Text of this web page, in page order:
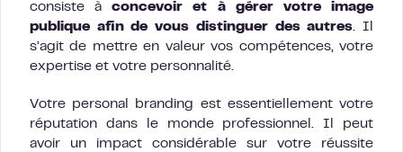
consiste àconcevoir et à gérer votre image
publique afin de vous distinguer des autres. Il
s’agit de mettre en valeur vos compétences, votre
expertise et votre personnalité.
Votre personal branding est essentiellement votre
réputation dans le monde professionnel. Il peut
avoir un impact considérable sur votre réussite